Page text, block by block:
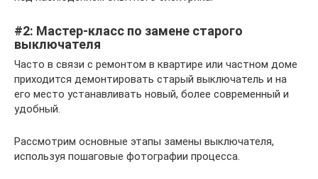
#2: Мастер-класс по замене старого
выключателя
Часто в связи с ремонтом в квартире или частном доме
приходится демонтировать старый выключатель и на
его место устанавливать новый, более современный и
удобный.
Рассмотрим основные этапы замены выключателя,
используя пошаговые фотографии процесса.